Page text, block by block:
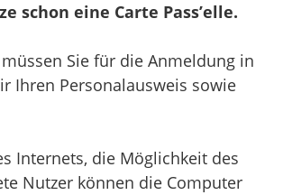
schon eine Carte Pass’elle.
Sie für die Anmeldung in
Ihren Personalausweis sowie
Internets, die Möglichkeit des
Nutzer können die Computer